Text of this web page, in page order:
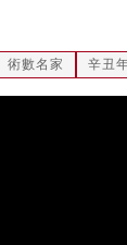
術數名家 辛丑